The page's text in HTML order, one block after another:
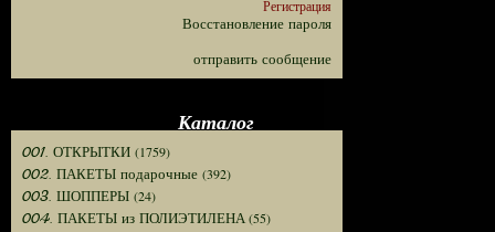
Регистрация
Восстановление пароля
отправить сообщение
Каталог
001. ОТКРЫТКИ (1759)
002. ПАКЕТЫ подарочные (392)
003. ШОППЕРЫ (24)
004. ПАКЕТЫ из ПОЛИЭТИЛЕНА(55)